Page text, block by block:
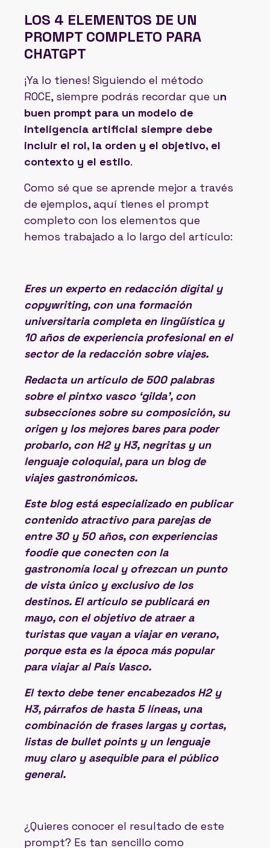
LOS 4 ELEMENTOS DE UN
PROMPT COMPLETO PARA
CHATGPT
¡Ya lo tienes! Siguiendo el método
ROCE, siempre podrás recordar que un
buen prompt para un modelo de
inteligencia artificial siempre debe
incluir el rol, la orden y el objetivo, el
contexto y el estilo.
Como sé que se aprende mejor a través
de ejemplos, aquí tienes el prompt
completo con los elementos que
hemos trabajado a lo largo del artículo:
Eres un experto en redacción digital y
copywriting, con una formación
universitaria completa en lingüística y
10 años de experiencia profesional en el
sector de la redacción sobre viajes.
Redacta un artículo de 500 palabras
sobre el pintxo vasco ‘gilda’, con
subsecciones sobre su composición, su
origen y los mejores bares para poder
probarlo, con H2 y H3, negritas y un
lenguaje coloquial, para un blog de
viajes gastronómicos.
Este blog está especializado en publicar
contenido atractivo para parejas de
entre 30 y 50 años, con experiencias
foodie que conecten con la
gastronomía local y ofrezcan un punto
de vista único y exclusivo de los
destinos. El artículo se publicará en
mayo, con el objetivo de atraer a
turistas que vayan a viajar en verano,
porque esta es la época más popular
para viajar al País Vasco.
El texto debe tener encabezados H2 y
H3, párrafos de hasta 5 líneas, una
combinación de frases largas y cortas,
listas de bullet points y un lenguaje
muy claro y asequible para el público
general.
¿Quieres conocer el resultado de este
prompt? Es tan sencillo como